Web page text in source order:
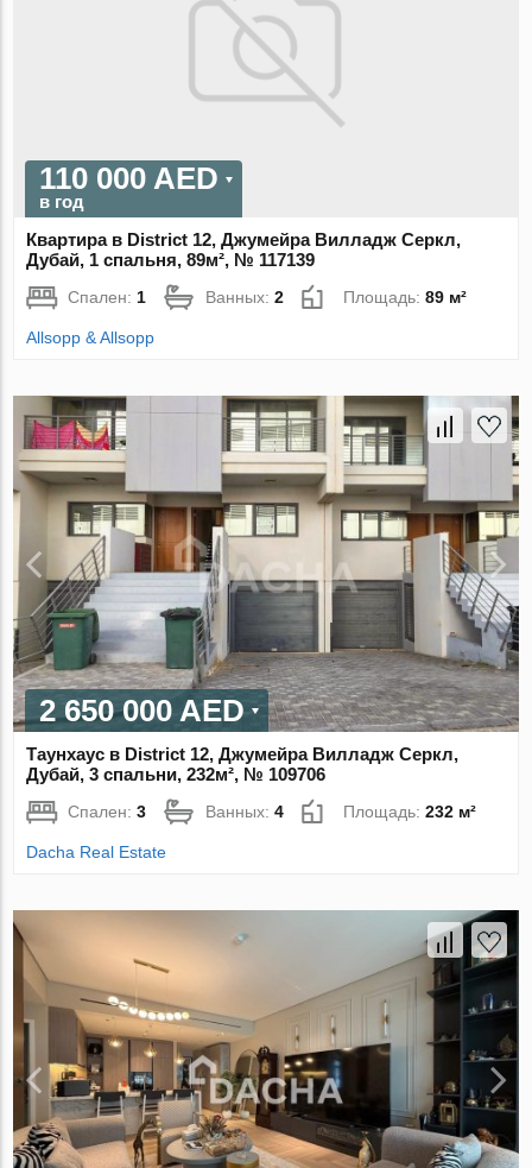
110 000 AED
в год
Квартира в District 12, Джумейра Вилладж Серкл,
Дубай, 1 спальня, 89м², № 117139
Спален: 1 Ванных:2 Площадь:89 м²
Allsopp & Allsopp
2 650 000 AED
Таунхаус в District 12, Джумейра Вилладж Серкл,
Дубай, 3 спальни, 232м², № 109706
Спален:3 Ванных:4 Площадь:232 м²
Dacha Real Estate